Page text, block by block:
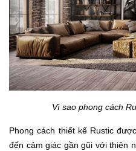
Vì sao phong cách
Phong cách thiết kế Rustic
đến cảm giác gần gũi với thiên